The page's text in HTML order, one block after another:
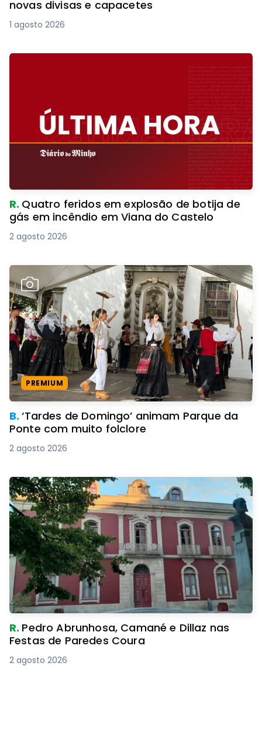
novas divisas e capacetes
1 agosto 2026
R. Quatro feridos em explosão de botija de
gás em incêndio em Viana do Castelo
2 agosto 2026
PREMIUM
B.‘Tardes de Domingo’ animam Parque da
Ponte com muito folclore
2 agosto 2026
R. Pedro Abrunhosa, Camané e Dillaz nas
Festas de Paredes Coura
2 agosto 2026